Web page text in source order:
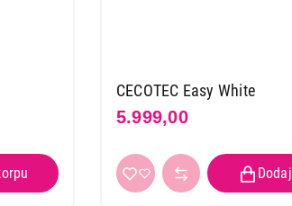
CECOTEC Easy White
5.999,00